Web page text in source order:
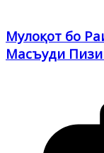
Мулоқот бо
Масъуди